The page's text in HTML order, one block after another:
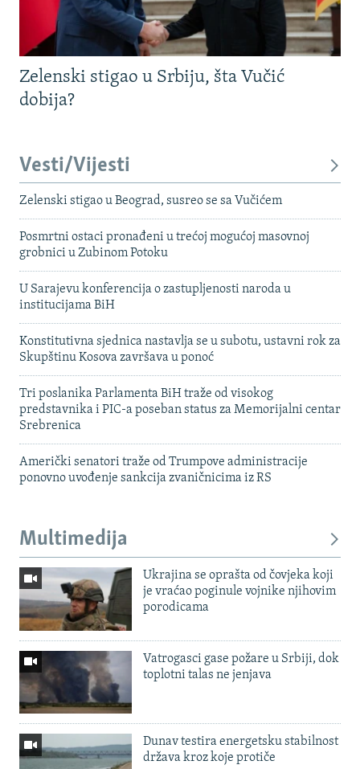
Zelenski stigao u Srbiju, šta Vučić
dobija?
Vesti/Vijesti
Zelenski stigao u Beograd, susreo se sa Vučićem
Posmrtni ostaci pronađeni u trećoj mogućoj masovnoj
grobnici u Zubinom Potoku
U Sarajevu konferencija o zastupljenosti naroda u
institucijama BiH
Konstitutivna sjednica nastavlja se u subotu, ustavni rok za
Skupštinu Kosova završava u ponoć
Tri poslanika Parlamenta BiH traže od visokog
predstavnika i PIC-a poseban status za Memorijalni centar
Srebrenica
Američki senatori traže od Trumpove administracije
ponovno uvođenje sankcija zvaničnicima iz RS
Multimedija
Ukrajina se oprašta od čovjeka koji
je vraćao poginule vojnike njihovim
porodicama
Vatrogasci gase požare u Srbiji, dok
toplotni talas ne jenjava
Dunav testira energetsku stabilnost
država kroz koje protiče